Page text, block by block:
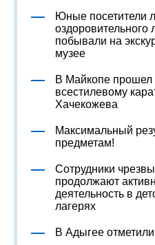
Юные посетители
побывали на
музее
В Майкопе прошел
всестилевому
Хачекожева
Максимальный
предметам!
Сотрудники
продолжают
деятельность в
лагерях
В Адыгее